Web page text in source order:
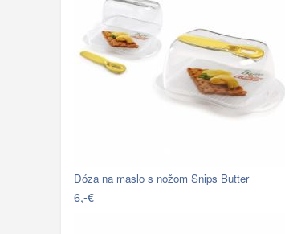
Dóza na maslo s nožom Snips Butter
6,-€